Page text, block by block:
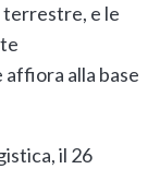
e le
alla base
il 26